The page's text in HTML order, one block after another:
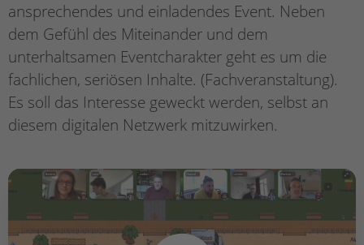
ansprechendes und einladendes Event. Neben
dem Gefühl des Miteinander und dem
unterhaltsamen Eventcharakter geht es um die
fachlichen, seriösen Inhalte. (Fachveranstaltung).
Es soll das Interesse geweckt werden, selbst an
diesem digitalen Netzwerk mitzuwirken.